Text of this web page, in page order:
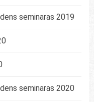
seminaras 2019
seminaras 2020